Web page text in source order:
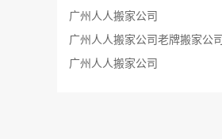
广州人人搬家公司
广州人人搬家公司老牌搬家公司
​广州人人搬家公司